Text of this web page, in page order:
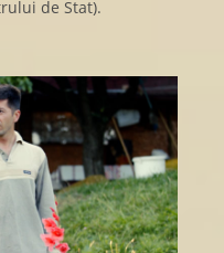
de Stat).